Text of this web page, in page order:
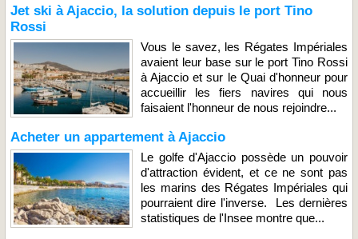
Jet ski à Ajaccio, la solution depuis le port Tino
Rossi
Vous le savez, les Régates Impériales
avaient leur base sur le port Tino Rossi
à Ajaccio et sur le Quai d'honneur pour
accueillir les fiers navires qui nous
faisaient l'honneur de nous rejoindre...
Acheter un appartement à Ajaccio
Le golfe d'Ajaccio possède un pouvoir
d'attraction évident, et ce ne sont pas
les marins des Régates Impériales qui
pourraient dire l'inverse. Les dernières
statistiques de l'Insee montre que...